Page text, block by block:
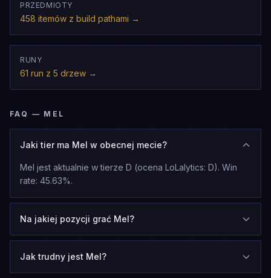
PRZEDMIOTY
458 itemów z build pathami →
RUNY
61 run z 5 drzew →
FAQ — MEL
Jaki tier ma Mel w obecnej mecie?
Mel jest aktualnie w tierze D (ocena LoLalytics: D). Win
rate: 45.63%.
Na jakiej pozycji grać Mel?
Jak trudny jest Mel?